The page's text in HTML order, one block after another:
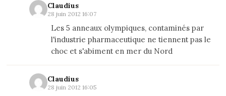
Claudius
28 juin 2012 16:07
Les 5 anneaux olympiques, contaminés par
l'industrie pharmaceutique ne tiennent pas le
choc et s'abiment en mer du Nord
Claudius
28 juin 2012 16:05